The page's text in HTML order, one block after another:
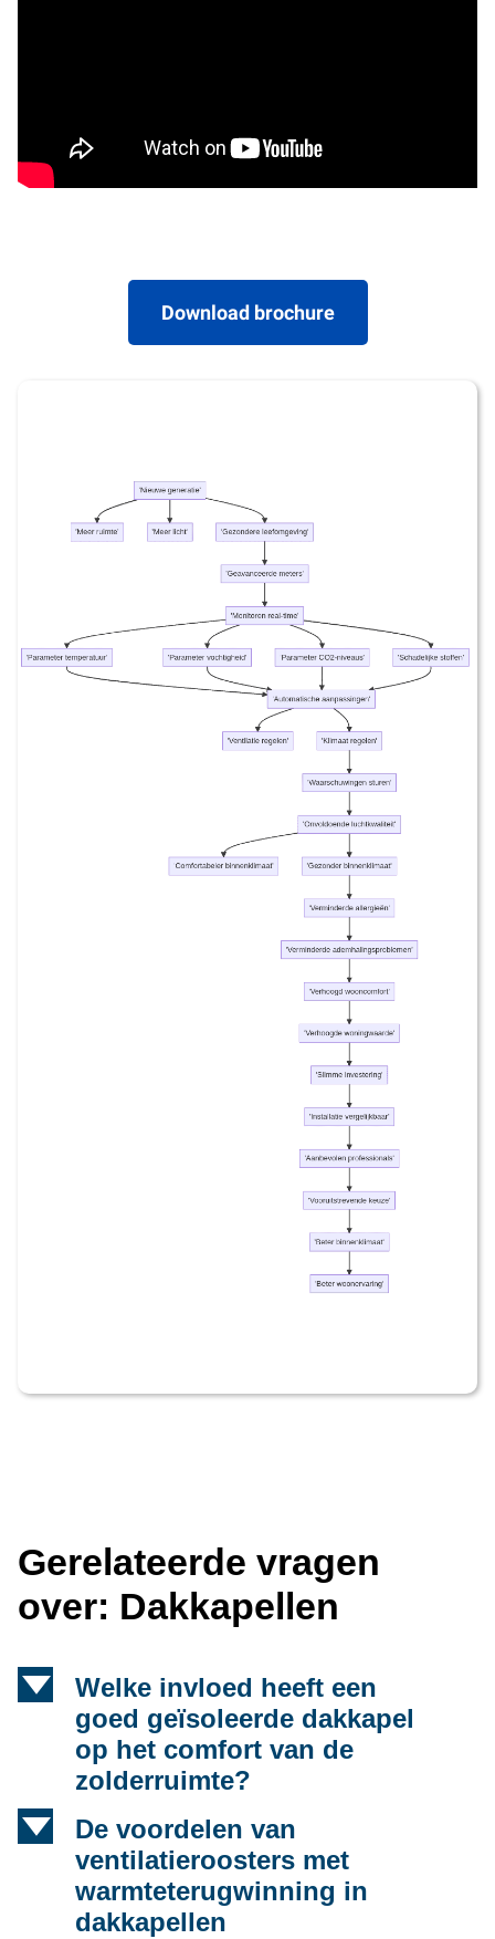
Download brochure
Gerelateerde vragen
over: Dakkapellen
d
Welke invloed heeft een
goed geïsoleerde dakkapel
op het comfort van de
zolderruimte?
d
De voordelen van
ventilatieroosters met
warmteterugwinning in
dakkapellen